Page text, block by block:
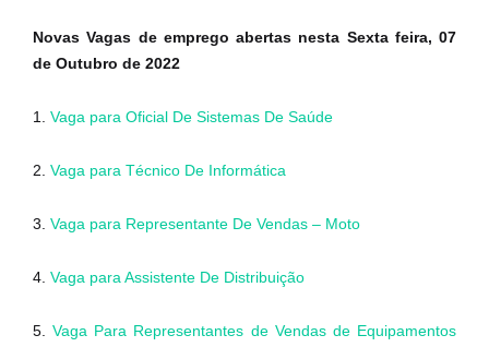
Novas Vagas de emprego abertas nesta Sexta feira, 07
de Outubro de 2022
1. Vaga para Oficial De Sistemas De Saúde
2. Vaga para Técnico De Informática
3. Vaga para Representante De Vendas – Moto
4. Vaga para Assistente De Distribuição
5.Vaga Para Representantes de Vendas de Equipamentos